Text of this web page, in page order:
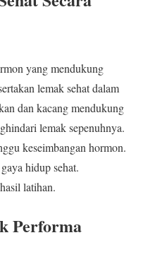
yang mendukung
lemak sehat dalam
dan kacang mendukung
lemak sepenuhnya.
keseimbangan hormon.
hidup sehat.
latihan.
Performa